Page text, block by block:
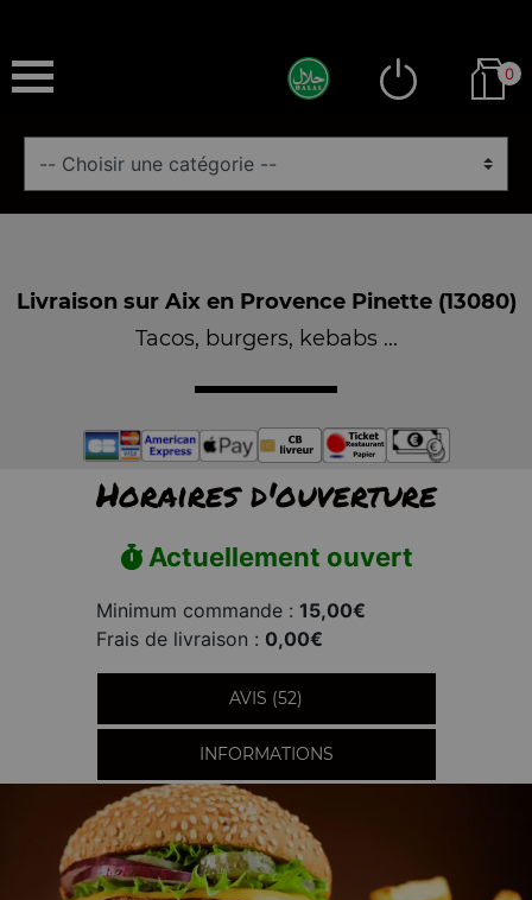
0
Livraison sur Aix en Provence Pinette (13080)
Tacos, burgers, kebabs ...
Horaires d'ouverture
Actuellement ouvert
Minimum commande : 15,00€
Frais de livraison : 0,00€
AVIS (52)
INFORMATIONS